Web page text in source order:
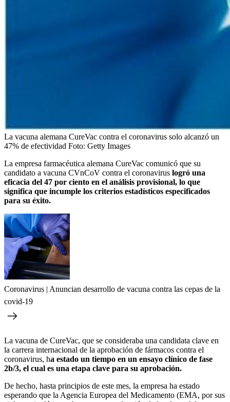
La vacuna alemana CureVac contra el coronavirus solo alcanzó un
47% de efectividad Foto: Getty Images
La empresa farmacéutica alemana CureVac comunicó que su
candidato a vacuna CVnCoV contra el coronavirus logró una
eficacia del 47 por ciento en el análisis provisional, lo que
significa que incumple los criterios estadísticos especificados
para su éxito.
Coronavirus | Anuncian desarrollo de vacuna contra las cepas de la
covid-19
La vacuna de CureVac, que se consideraba una candidata clave en
la carrera internacional de la aprobación de fármacos contra el
coronavirus, ha estado un tiempo en un ensayo clínico de fase
2b/3, el cual es una etapa clave para su aprobación.
De hecho, hasta principios de este mes, la empresa ha estado
esperando que la Agencia Europea del Medicamento (EMA, por sus